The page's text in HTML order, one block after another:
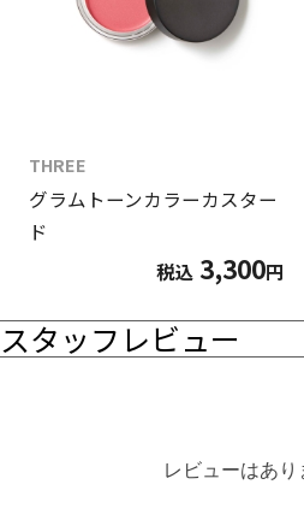
THREE
グラムトーンカラーカスター
ド
税込 3,300円
スタッフレビュー
レビューはあり